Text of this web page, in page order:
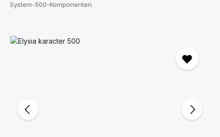
System-500-Komponenten
Bildergalerie überspringen